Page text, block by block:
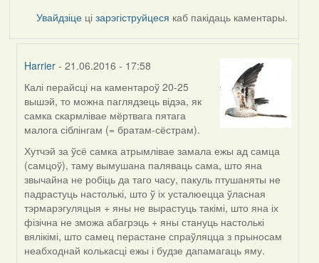
Увайдзіце цізарэгіструйцеся каб пакідаць каментары.
Harrier - 21.06.2016 - 17:58
In
reply
to
by
Проніч
Калі перайсці на каментароў 20-25
вышэй, то можна паглядзець відэа, як
самка скармлівае мёртвага пятага
малога сіблінгам (= братам-сёстрам).
Хутчэй за ўсё самка атрымлівае замала ежы ад самца
(самцоў), таму вымушана паляваць сама, што яна
звычайна не робіць да таго часу, пакуль птушаняты не
падрастуць настолькі, што ў іх усталюецца ўласная
тэрмарэгуляцыя + яны не вырастуць такімі, што яна іх
фізічна не зможа абагрэць + яны стануць настолькі
вялікімі, што самец перастане спраўляцца з прыносам
неабходнай колькасці ежы і будзе дапамагаць яму.